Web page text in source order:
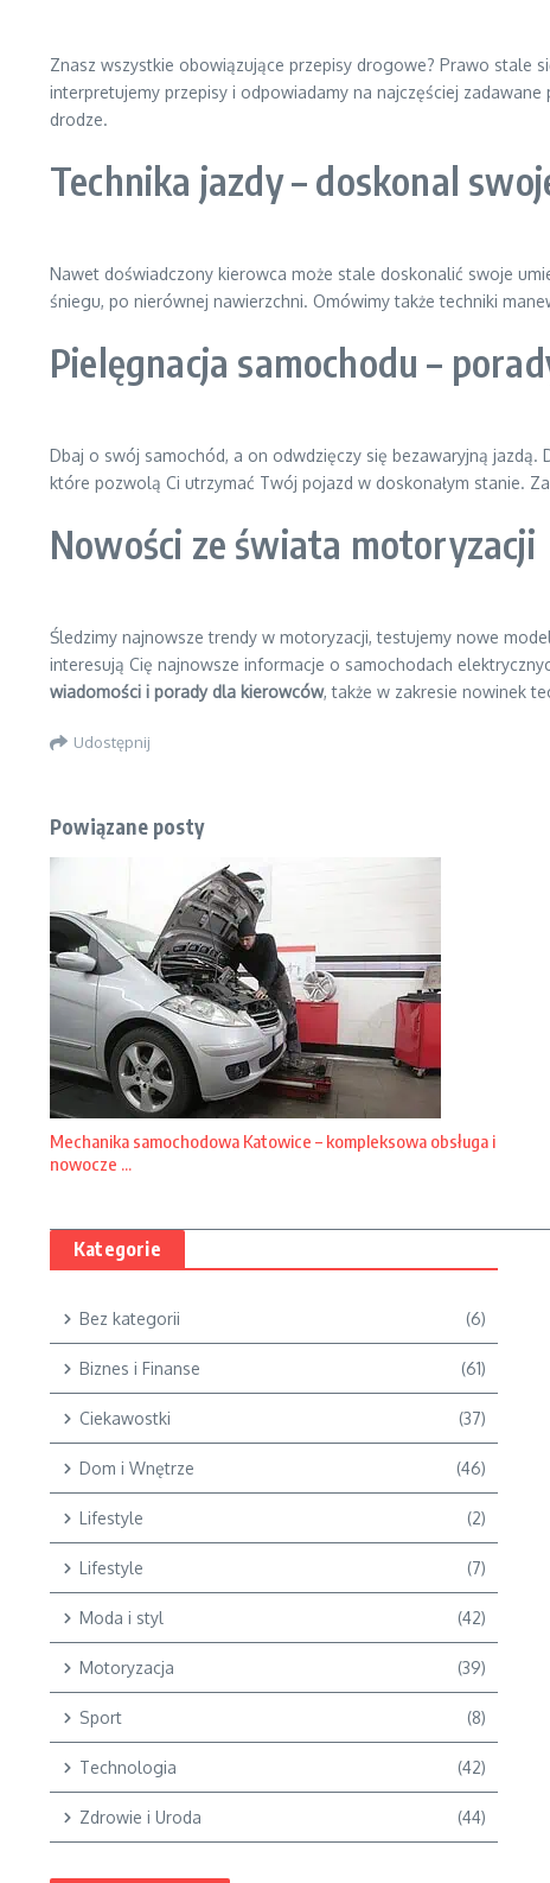
Znasz wszystkie obowiązujące przepisy drogowe? Prawo stale
interpretujemy przepisy i odpowiadamy na najczęściej
drodze.
Technika jazdy – doskonal
Nawet doświadczony kierowca może stale doskonalić swoje
śniegu, po nierównej nawierzchni. Omówimy także techniki
Pielęgnacja samochodu –
Dbaj o swój samochód, a on odwdzięczy się bezawaryjną
które pozwolą Ci utrzymać Twój pojazd w doskonałym stanie.
Nowości ze świata motoryzacji
Śledzimy najnowsze trendy w motoryzacji, testujemy nowe
interesują Cię najnowsze informacje o samochodach
wiadomości i porady dla kierowców, także w zakresie nowinek
Udostępnij
Powiązane posty
Mechanika samochodowa Katowice – kompleksowa obsługa i
nowocze ...
Kategorie
Bez kategorii (6)
Biznes i Finanse (61)
Ciekawostki (37)
Dom i Wnętrze (46)
Lifestyle (2)
Lifestyle (7)
Moda i styl (42)
Motoryzacja (39)
Sport (8)
Technologia (42)
Zdrowie i Uroda (44)